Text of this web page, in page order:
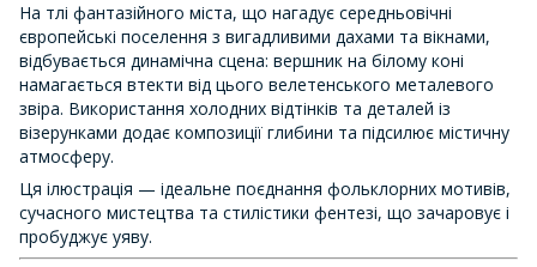
На тлі фантазійного міста, що нагадує середньовічні
європейські поселення з вигадливими дахами та вікнами,
відбувається динамічна сцена: вершник на білому коні
намагається втекти від цього велетенського металевого
звіра. Використання холодних відтінків та деталей із
візерунками додає композиції глибини та підсилює містичну
атмосферу.
Ця ілюстрація — ідеальне поєднання фольклорних мотивів,
сучасного мистецтва та стилістики фентезі, що зачаровує і
пробуджує уяву.